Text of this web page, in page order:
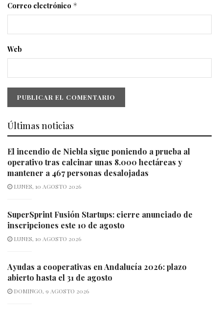
Correo electrónico *
Web
Últimas noticias
El incendio de Niebla sigue poniendo a prueba al
operativo tras calcinar unas 8.000 hectáreas y
mantener a 467 personas desalojadas
LUNES, 10 AGOSTO 2026
SuperSprint Fusión Startups: cierre anunciado de
inscripciones este 10 de agosto
LUNES, 10 AGOSTO 2026
Ayudas a cooperativas en Andalucía 2026: plazo
abierto hasta el 31 de agosto
DOMINGO, 9 AGOSTO 2026